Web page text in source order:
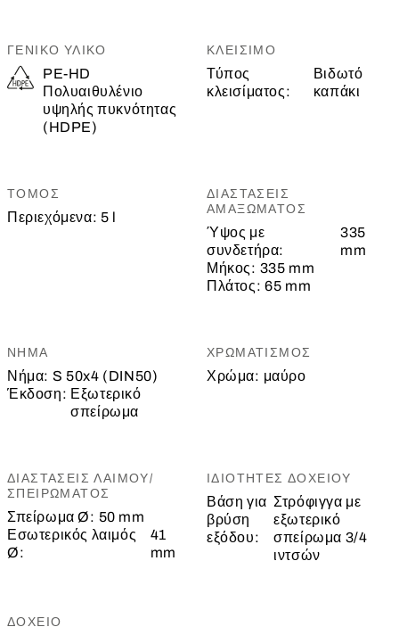
ΓΕΝΙΚΌ ΥΛΙΚΌ
PE-HD
Πολυαιθυλένιο
υψηλής πυκνότητας
(HDPE)
ΚΛΕΊΣΙΜΟ
Τύπος
κλεισίματος:
Βιδωτό
καπάκι
ΤΌΜΟΣ
Περιεχόμενα: 5 l
ΔΙΑΣΤΆΣΕΙΣ
ΑΜΑΞΏΜΑΤΟΣ
Ύψος με
συνδετήρα:
335
mm
Μήκος: 335 mm
Πλάτος: 65 mm
ΝΉΜΑ
Νήμα: S 50x4 (DIN50)
Έκδοση: Εξωτερικό
σπείρωμα
ΧΡΩΜΑΤΙΣΜΌΣ
Χρώμα: μαύρο
ΔΙΑΣΤΆΣΕΙΣ ΛΑΙΜΟΎ/
ΣΠΕΙΡΏΜΑΤΟΣ
Σπείρωμα Ø: 50 mm
Εσωτερικός λαιμός
Ø:
41
mm
ΙΔΙΌΤΗΤΕΣ ΔΟΧΕΊΟΥ
Βάση για
βρύση
εξόδου:
Στρόφιγγα με
εξωτερικό
σπείρωμα 3/4
ιντσών
ΔΟΧΕΊΟ